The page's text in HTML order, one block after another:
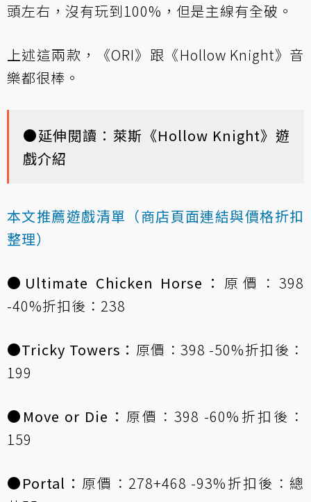
頭左右，沒有玩到100%，但是主線有全破。
上述這兩款，《ORI》跟《Hollow Knight》音
樂都很棒。
●延伸閱讀： 萊斯《Hollow Knight》遊
戲介紹
本文推薦遊戲清單（商店頁面連結與價格折扣
整理）
● Ultimate Chicken Horse ： 原價：398
-40%折扣後：238
●Tricky Towers ： 原價：398 -50%折扣後：
199
● Move or Die ： 原價：398 -60%折扣後：
159
●Portal ： 原價：278+468 -93%折扣後：總